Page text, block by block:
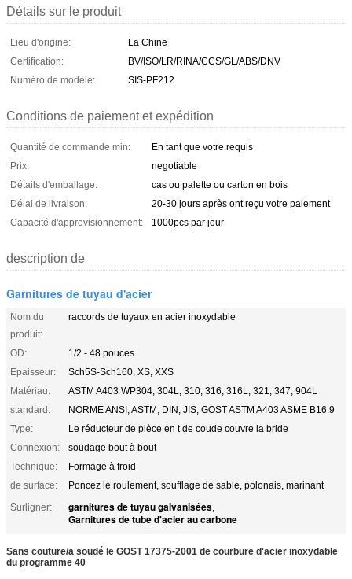
Détails sur le produit
Lieu d'origine:
La Chine
Certification:
BV/ISO/LR/RINA/CCS/GL/ABS/DNV
Numéro de modèle:
SIS-PF212
Conditions de paiement et expédition
Quantité de commande min:
En tant que votre requis
Prix:
negotiable
Détails d'emballage:
cas ou palette ou carton en bois
Délai de livraison:
20-30 jours après ont reçu votre paiement
Capacité d'approvisionnement:
1000pcs par jour
description de
Garnitures de tuyau d'acier
Nom du
produit:
raccords de tuyaux en acier inoxydable
OD:
1/2 - 48 pouces
Epaisseur:
Sch5S-Sch160, XS, XXS
Matériau:
ASTM A403 WP304, 304L, 310, 316, 316L, 321, 347, 904L
standard:
NORME ANSI, ASTM, DIN, JIS, GOST ASTM A403 ASME B16.9
Type:
Le réducteur de pièce en t de coude couvre la bride
Connexion:
soudage bout à bout
Technique:
Formage à froid
de surface:
Poncez le roulement, soufflage de sable, polonais, marinant
Surligner:
garnitures de tuyau galvanisées,
Garnitures de tube d'acier au carbone
Sans couture/a soudé le GOST 17375-2001 de courbure d'acier inoxydable
du programme 40